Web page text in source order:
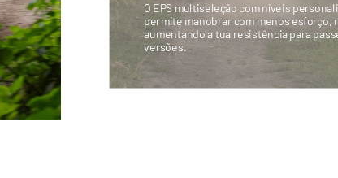
O EPS multiseleção com níveis
permite manobrar com menos esforço,
aumentando a tua resistência para
versões.